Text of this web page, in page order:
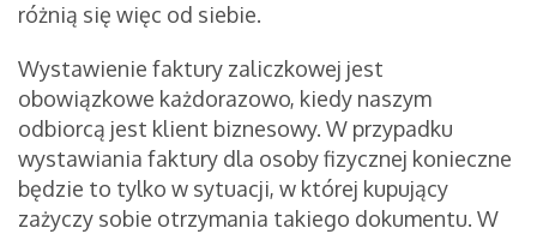
różnią się więc od siebie.
Wystawienie faktury zaliczkowej jest
obowiązkowe każdorazowo, kiedy naszym
odbiorcą jest klient biznesowy. W przypadku
wystawiania faktury dla osoby fizycznej konieczne
będzie to tylko w sytuacji, w której kupujący
zażyczy sobie otrzymania takiego dokumentu. W